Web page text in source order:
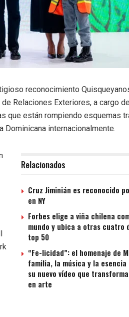
reconocimiento
Relaciones Exteriores, a cargo
que están rompiendo esquemas
Dominicana internacionalmente.
Relacionados
Cruz Jiminián es reconocido
en NY
Forbes elige a viña chilena
mundo y ubica a otras cuatro
top 50
“Fe-licidad”: el homenaje de
familia, la música y la esencia
su nuevo vídeo que
en arte